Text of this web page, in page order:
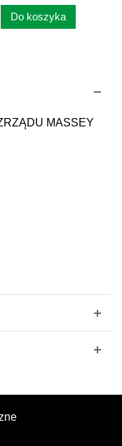
Do koszyka
MASSEY